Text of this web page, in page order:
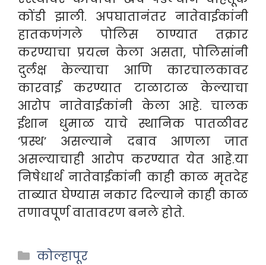
कोंडी झाली. अपघातानंतर नातेवाईकांनी
हातकणंगले पोलिस ठाण्यात तक्रार
करण्याचा प्रयत्न केला असता, पोलिसांनी
दुर्लक्ष केल्याचा आणि कारचालकावर
कारवाई करण्यात टाळाटाळ केल्याचा
आरोप नातेवाईकांनी केला आहे. चालक
ईशान धुमाळ याचे स्थानिक पातळीवर
‘प्रस्थ’ असल्याने दबाव आणला जात
असल्याचाही आरोप करण्यात येत आहे.या
निषेधार्थ नातेवाईकांनी काही काळ मृतदेह
ताब्यात घेण्यास नकार दिल्याने काही काळ
तणावपूर्ण वातावरण बनले होते.
Categories
कोल्हापूर